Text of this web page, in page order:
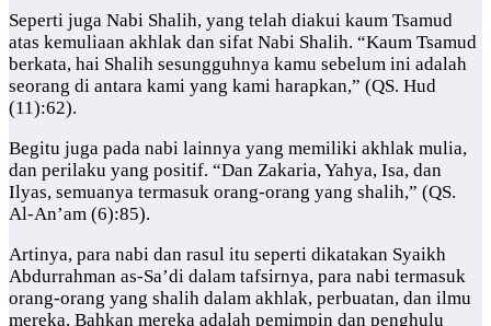
Seperti juga Nabi Shalih, yang telah diakui kaum Tsamud
atas kemuliaan akhlak dan sifat Nabi Shalih. “Kaum Tsamud
berkata, hai Shalih sesungguhnya kamu sebelum ini adalah
seorang di antara kami yang kami harapkan,” (QS. Hud
(11):62).
Begitu juga pada nabi lainnya yang memiliki akhlak mulia,
dan perilaku yang positif. “Dan Zakaria, Yahya, Isa, dan
Ilyas, semuanya termasuk orang-orang yang shalih,” (QS.
Al-An’am (6):85).
Artinya, para nabi dan rasul itu seperti dikatakan Syaikh
Abdurrahman as-Sa’di dalam tafsirnya, para nabi termasuk
orang-orang yang shalih dalam akhlak, perbuatan, dan ilmu
mereka. Bahkan mereka adalah pemimpin dan penghulu